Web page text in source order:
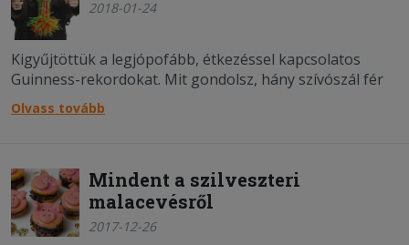
2018-01-24
Kigyűjtöttük a legjópofább, étkezéssel kapcsolatos
Guinness-rekordokat. Mit gondolsz, hány szívószál fér
egy ember szájába és mekkora a leghosszabb uborka?
Olvass tovább
Mindent a szilveszteri
malacevésről
2017-12-26